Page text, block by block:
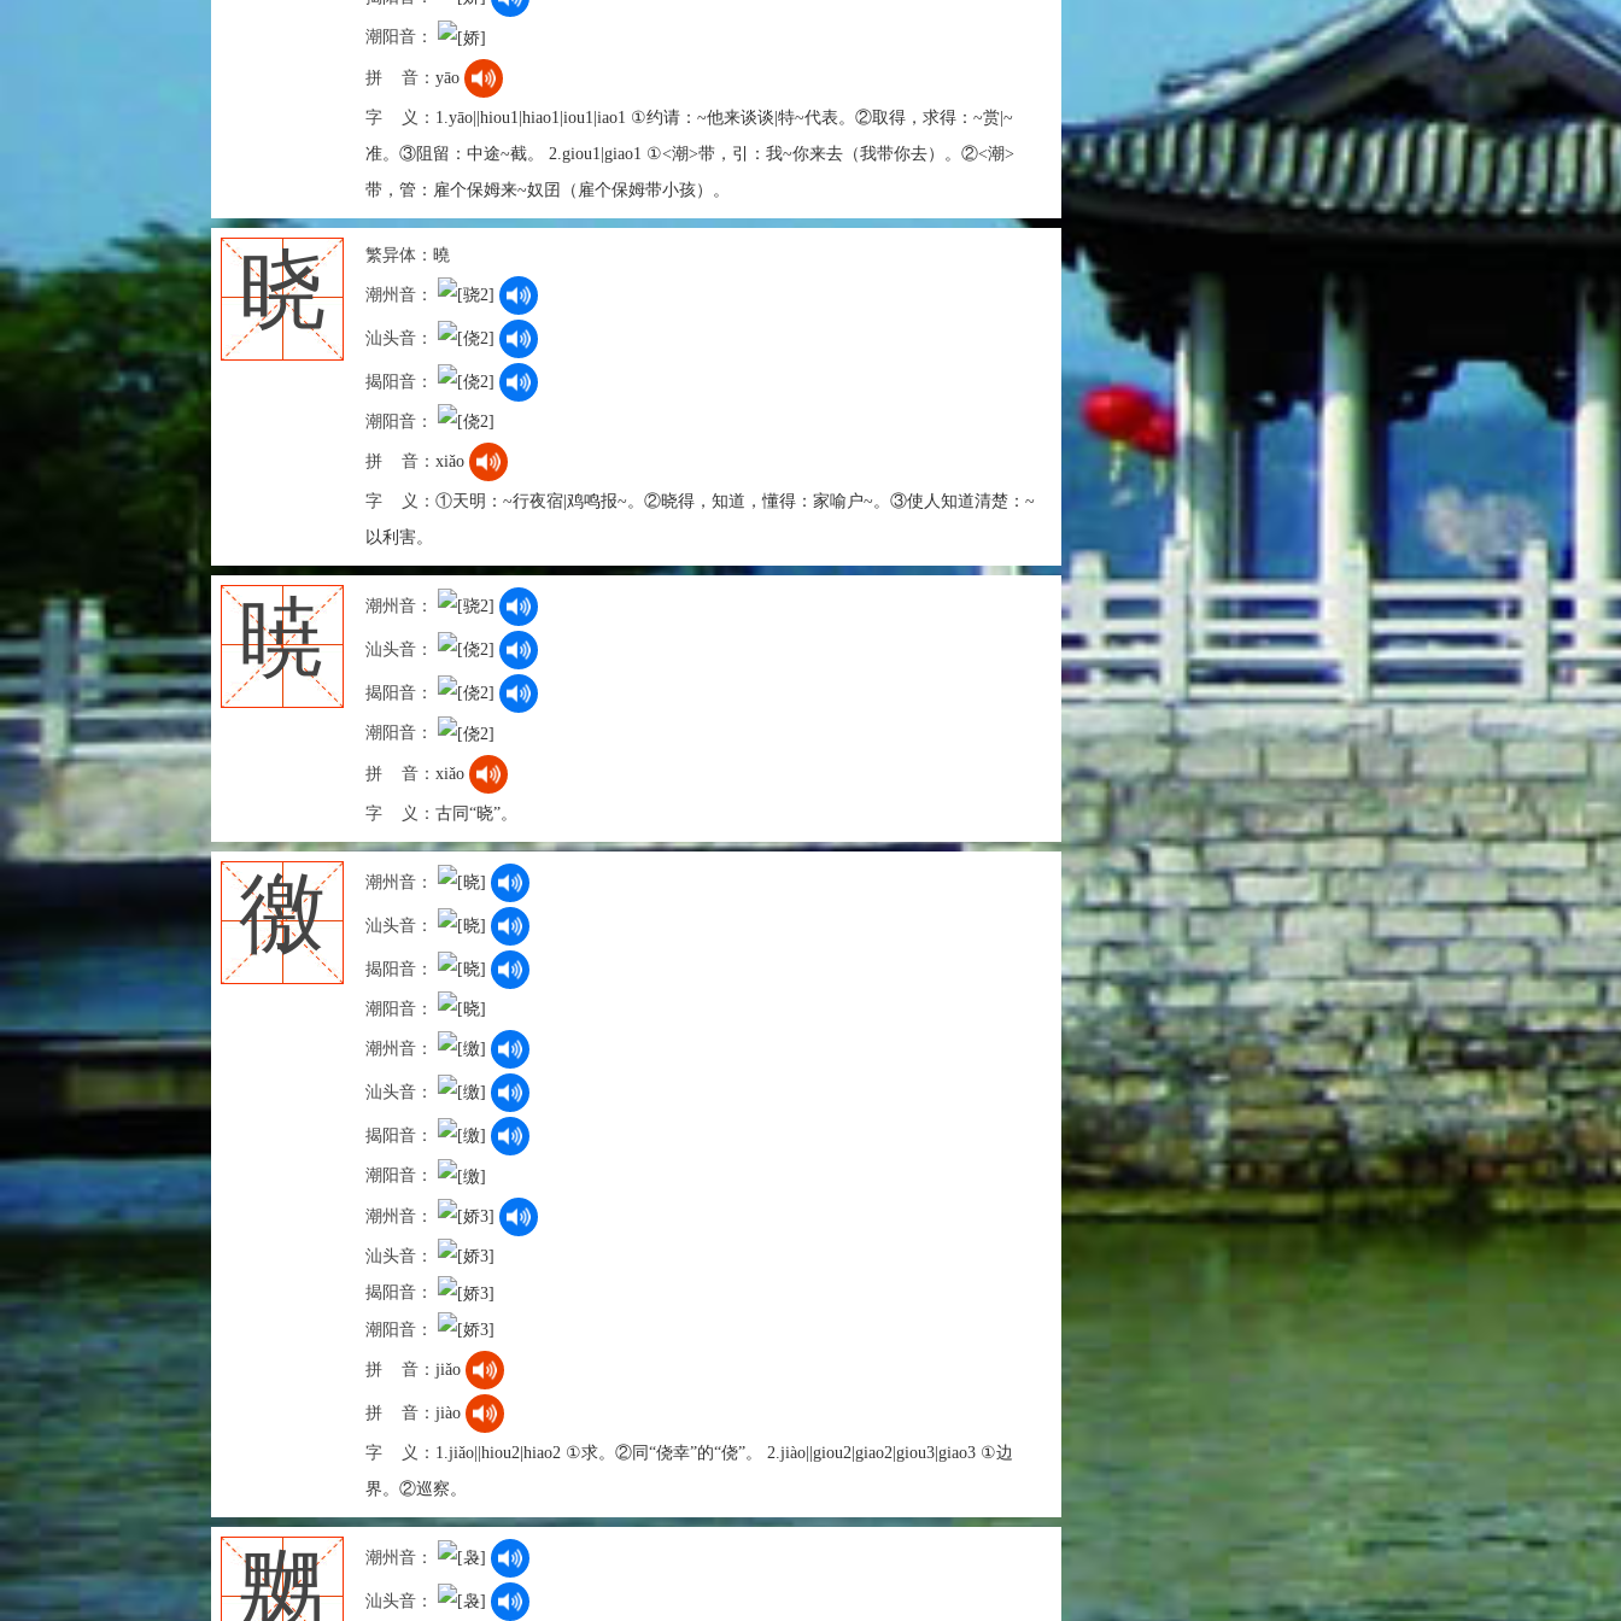
潮阳音：
拼 音： yāo
字 义： 1.yāo||hiou1|hiao1|iou1|iao1 ①约请：~他来谈谈|特~代表。②取得，求得：~赏|~
准。③阻留：中途~截。 2.giou1|giao1 ①<潮>带，引：我~你来去（我带你去）。②<潮>
带，管：雇个保姆来~奴囝（雇个保姆带小孩）。
晓 繁异体： 曉
潮州音：
汕头音：
揭阳音：
潮阳音：
拼 音： xiǎo
字 义： ①天明：~行夜宿|鸡鸣报~。②晓得，知道，懂得：家喻户~。③使人知道清楚：~
以利害。
暁 潮州音：
汕头音：
揭阳音：
潮阳音：
拼 音： xiǎo
字 义： 古同“晓”。
徼 潮州音：
汕头音：
揭阳音：
潮阳音：
潮州音：
汕头音：
揭阳音：
潮阳音：
潮州音：
汕头音：
揭阳音：
潮阳音：
拼 音： jiǎo
拼 音： jiào
字 义： 1.jiǎo||hiou2|hiao2 ①求。②同“侥幸”的“侥”。 2.jiào||giou2|giao2|giou3|giao3 ①边
界。②巡察。
嬲 潮州音：
汕头音：